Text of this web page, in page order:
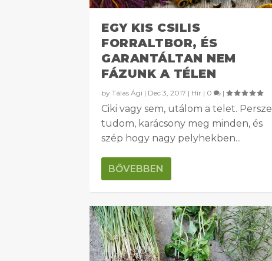
EGY KIS CSILIS
FORRALTBOR, ÉS
GARANTÁLTAN NEM
FÁZUNK A TÉLEN
by Tálas Ági | Dec 3, 2017 | Hír | 0 |
Ciki vagy sem, utálom a telet. Persze
tudom, karácsony meg minden, és
szép hogy nagy pelyhekben...
BŐVEBBEN